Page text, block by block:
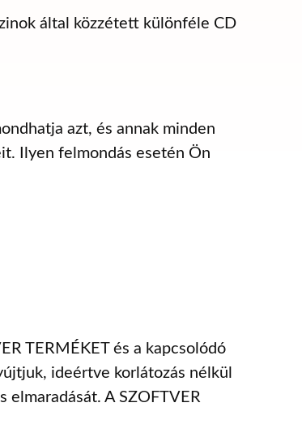
által közzétett különféle CD
azt, és annak minden
Ilyen felmondás esetén Ön
TERMÉKET és a kapcsolódó
ideértve korlátozás nélkül
elmaradását. A SZOFTVER